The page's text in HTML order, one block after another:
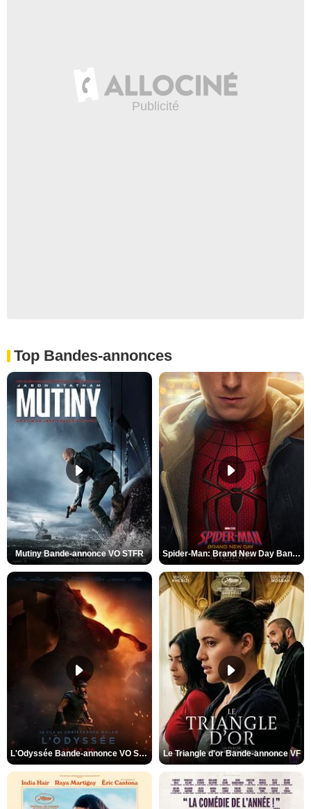
Top Bandes-annonces
Mutiny Bande-annonce VO STFR Spider-Man: Brand New Day Bande-annonce VO STFR
L'Odyssée Bande-annonce VO STFR Le Triangle d'or Bande-annonce VF